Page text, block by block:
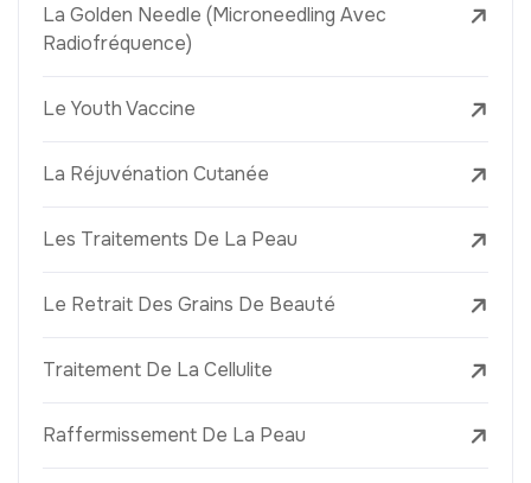
La Golden Needle (Microneedling Avec
Radiofréquence)
Le Youth Vaccine
La Réjuvénation Cutanée
Les Traitements De La Peau
Le Retrait Des Grains De Beauté
Traitement De La Cellulite
Raffermissement De La Peau